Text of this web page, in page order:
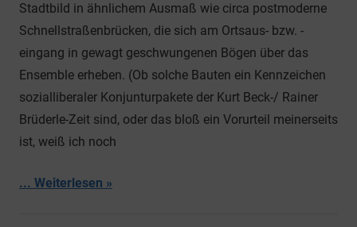
Stadtbild in ähnlichem Ausmaß wie circa postmoderne
Schnellstraßenbrücken, die sich am Ortsaus- bzw. -
eingang in gewagt geschwungenen Bögen über das
Ensemble erheben. (Ob solche Bauten ein Kennzeichen
sozialliberaler Konjunturpakete der Kurt Beck-/ Rainer
Brüderle-Zeit sind, oder das bloß ein Vorurteil meinerseits
ist, weiß ich noch
... Weiterlesen